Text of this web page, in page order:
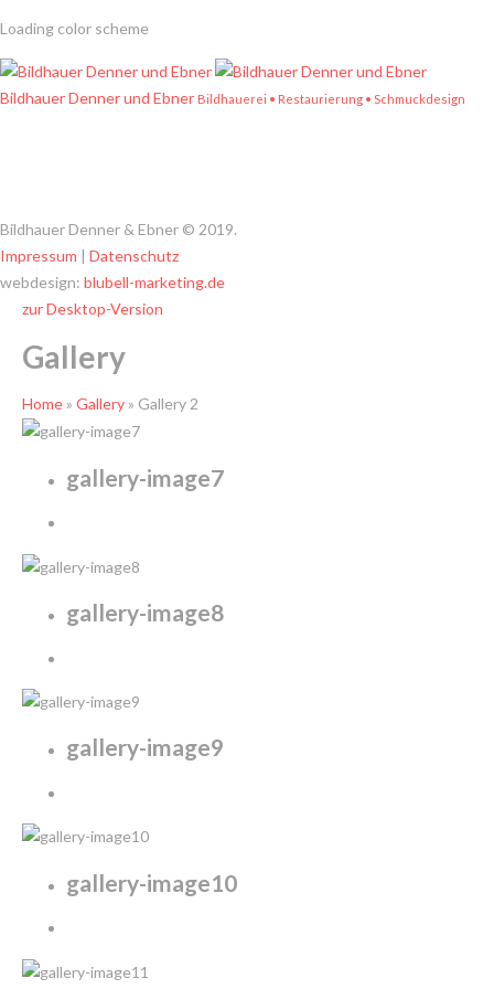
Loading color scheme
Bildhauer Denner und Ebner Bildhauerei • Restaurierung • Schmuckdesign
Bildhauer Denner & Ebner © 2019.
Impressum
Datenschutz
webdesign: blubell-marketing.de
zur Desktop-Version
Gallery
Home » Gallery » Gallery 2
gallery-image7
gallery-image8
gallery-image9
gallery-image10